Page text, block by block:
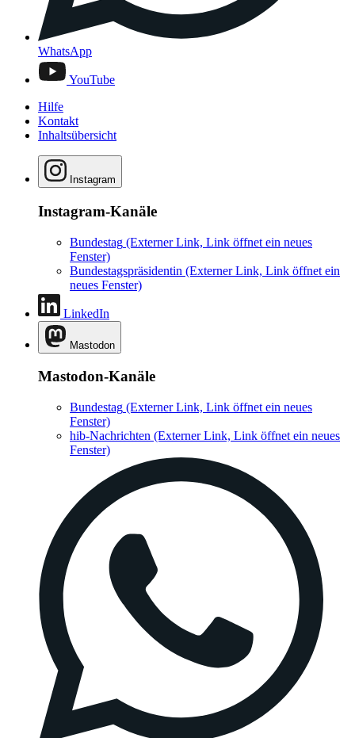
WhatsApp
YouTube
Hilfe
Kontakt
Inhaltsübersicht
Instagram
Instagram-Kanäle
Bundestag (Externer Link, Link öffnet ein neues
Fenster)
Bundestagspräsidentin (Externer Link, Link öffnet ein
neues Fenster)
LinkedIn
Mastodon
Mastodon-Kanäle
Bundestag (Externer Link, Link öffnet ein neues
Fenster)
hib-Nachrichten (Externer Link, Link öffnet ein neues
Fenster)